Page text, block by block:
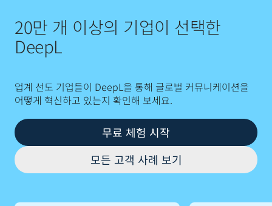
20만 개 이상의 기업이 선택한
DeepL
업계 선도 기업들이 DeepL을 통해 글로벌 커뮤니케이션을
어떻게 혁신하고 있는지 확인해 보세요.
무료 체험 시작
모든 고객 사례 보기